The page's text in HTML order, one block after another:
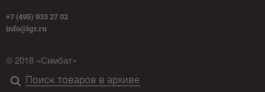
+7 (495) 933 27 02
info@igr.ru
© 2018 «Симбат»